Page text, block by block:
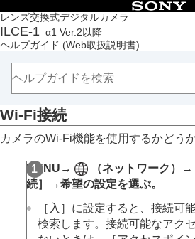
レンズ交換式デジタルカメラ
ILCE-1 α1 Ver.2以降
ヘルプガイド (Web取扱説明書)
目次
トップページ
ヘルプガイドの使いかた
本体と付属品を確認する
本機の基本操作
準備/基本的な撮影
MENU一覧から機能を探す
カメラをカスタマイズする
再生する
カメラの設定を変更する
メモリーカードの設定
ファイルの設定
Wi-Fi接続
カメラのWi-Fi機能を使用するかどう
MENU → （ネットワーク ）→
続］
→希望の設定を選ぶ。
［入］ に設定すると、接続可
検索します。接続可能なアク